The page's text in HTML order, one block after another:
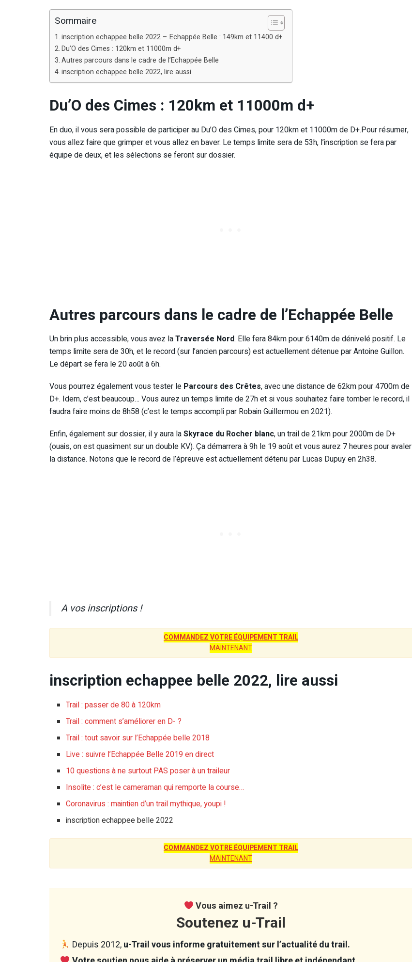
Sommaire
inscription echappee belle 2022 – Echappée Belle : 149km et 11400 d+
Du’O des Cimes : 120km et 11000m d+
Autres parcours dans le cadre de l’Echappée Belle
inscription echappee belle 2022, lire aussi
Du’O des Cimes : 120km et 11000m d+
En duo, il vous sera possible de participer au Du’O des Cimes, pour 120km et 11000m de D+.Pour résumer,
vous allez faire que grimper et vous allez en baver. Le temps limite sera de 53h, l’inscription se fera par
équipe de deux, et les sélections se feront sur dossier.
Autres parcours dans le cadre de l’Echappée Belle
Un brin plus accessible, vous avez laTraversée Nord. Elle fera 84km pour 6140m de dénivelé positif. Le
temps limite sera de 30h, et le record (sur l’ancien parcours) est actuellement détenue par Antoine Guillon.
Le départ se fera le 20 août à 6h.
Vous pourrez également vous tester le Parcours des Crêtes, avec une distance de 62km pour 4700m de
D+. Idem, c’est beaucoup… Vous aurez un temps limite de 27h et si vous souhaitez faire tomber le record, il
faudra faire moins de 8h58 (c’est le temps accompli par Robain Guillermou en 2021).
Enfin, également sur dossier, il y aura laSkyrace du Rocher blanc, un trail de 21km pour 2000m de D+
(ouais, on est quasiment sur un double KV). Ça démarrera à 9h le 19 août et vous aurez 7 heures pour avaler
la distance. Notons que le record de l’épreuve est actuellement détenu par Lucas Dupuy en 2h38.
A vos inscriptions !
COMMANDEZ VOTRE ÉQUIPEMENT TRAIL
MAINTENANT
inscription echappee belle 2022, lire aussi
Trail : passer de 80 à 120km
Trail : comment s’améliorer en D- ?
Trail : tout savoir sur l’Echappée belle 2018
Live : suivre l’Echappée Belle 2019 en direct
10 questions à ne surtout PAS poser à un traileur
Insolite : c’est le cameraman qui remporte la course…
Coronavirus : maintien d’un trail mythique, youpi !
inscription echappee belle 2022
COMMANDEZ VOTRE ÉQUIPEMENT TRAIL
MAINTENANT
Vous aimez u-Trail ?
Soutenez u-Trail
Depuis 2012,u-Trail vous informe gratuitement sur l’actualité du trail.